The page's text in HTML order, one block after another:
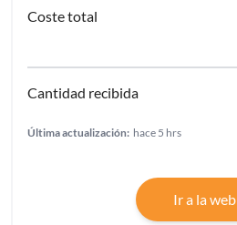
Última actualización: hace 5 hrs
Ir a la web